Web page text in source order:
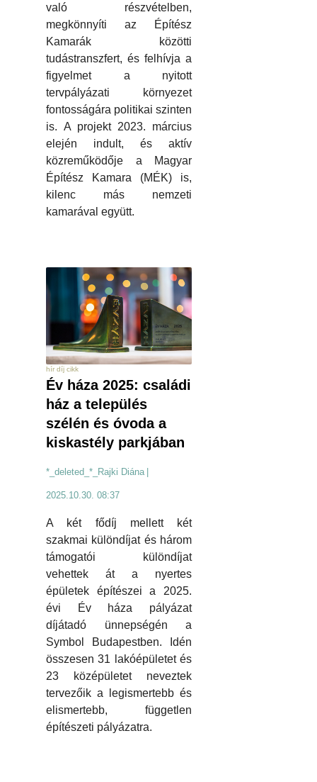
való részvételben,
megkönnyíti az Építész
Kamarák közötti
tudástranszfert, és felhívja a
figyelmet a nyitott
tervpályázati környezet
fontosságára politikai szinten
is. A projekt 2023. március
elején indult, és aktív
közreműködője a Magyar
Építész Kamara (MÉK) is,
kilenc más nemzeti
kamarával együtt.
hír díj cikk
Év háza 2025: családi
ház a település
szélén és óvoda a
kiskastély parkjában
*_deleted_*_Rajki Diána
2025.10.30. 08:37
A két fődíj mellett két
szakmai különdíjat és három
támogatói különdíjat
vehettek át a nyertes
épületek építészei a 2025.
évi Év háza pályázat
díjátadó ünnepségén a
Symbol Budapestben. Idén
összesen 31 lakóépületet és
23 középületet neveztek
tervezőik a legismertebb és
elismertebb, független
építészeti pályázatra.